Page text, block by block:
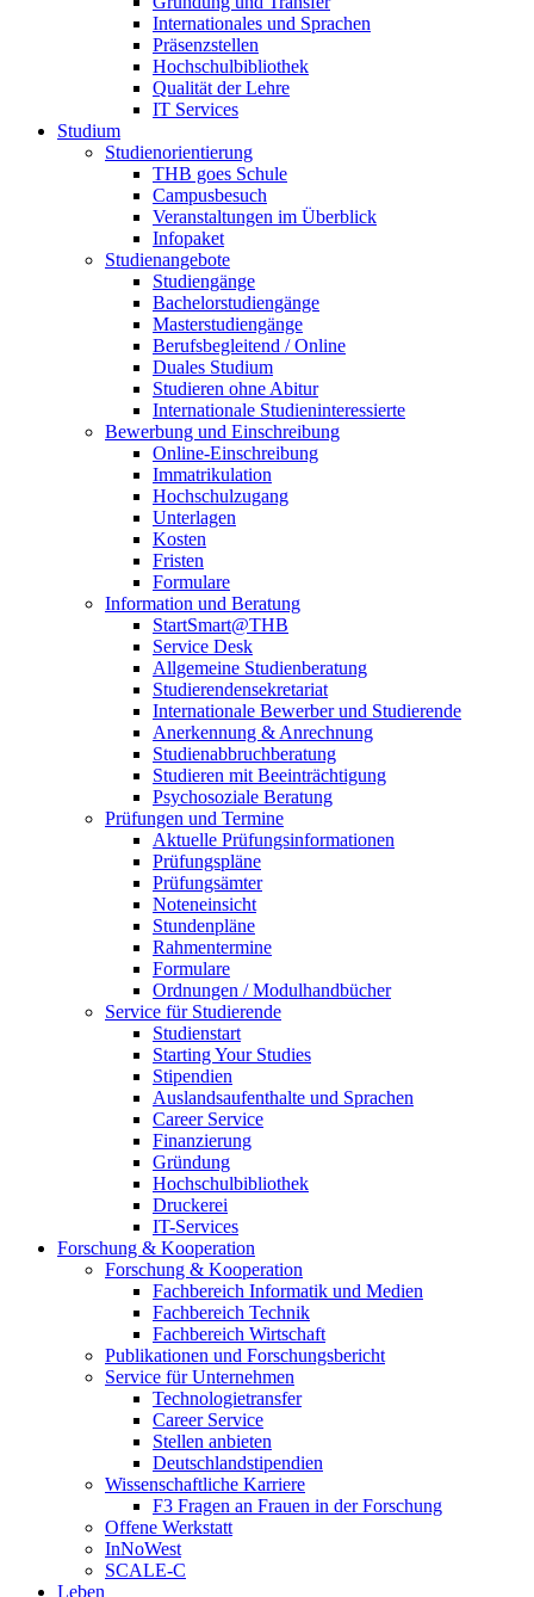
Internationales und Sprachen
Präsenzstellen
Hochschulbibliothek
Qualität der Lehre
IT Services
Studium
Studienorientierung
THB goes Schule
Campusbesuch
Veranstaltungen im Überblick
Infopaket
Studienangebote
Studiengänge
Bachelorstudiengänge
Masterstudiengänge
Berufsbegleitend / Online
Duales Studium
Studieren ohne Abitur
Internationale Studieninteressierte
Bewerbung und Einschreibung
Online-Einschreibung
Immatrikulation
Hochschulzugang
Unterlagen
Kosten
Fristen
Formulare
Information und Beratung
StartSmart@THB
Service Desk
Allgemeine Studienberatung
Studierendensekretariat
Internationale Bewerber und Studierende
Anerkennung & Anrechnung
Studienabbruchberatung
Studieren mit Beeinträchtigung
Psychosoziale Beratung
Prüfungen und Termine
Aktuelle Prüfungsinformationen
Prüfungspläne
Prüfungsämter
Noteneinsicht
Stundenpläne
Rahmentermine
Formulare
Ordnungen / Modulhandbücher
Service für Studierende
Studienstart
Starting Your Studies
Stipendien
Auslandsaufenthalte und Sprachen
Career Service
Finanzierung
Gründung
Hochschulbibliothek
Druckerei
IT-Services
Forschung & Kooperation
Forschung & Kooperation
Fachbereich Informatik und Medien
Fachbereich Technik
Fachbereich Wirtschaft
Publikationen und Forschungsbericht
Service für Unternehmen
Technologietransfer
Career Service
Stellen anbieten
Deutschlandstipendien
Wissenschaftliche Karriere
F3 Fragen an Frauen in der Forschung
Offene Werkstatt
InNoWest
SCALE-C
Leben